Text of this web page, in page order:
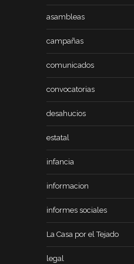
asambleas
campañas
comunicados
convocatorias
desahucios
estatal
infancia
informacion
informes sociales
La Casa por el Tejado
legal